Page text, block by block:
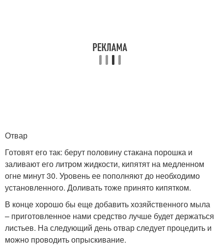
Отвар
Готовят его так: берут половину стакана порошка и
заливают его литром жидкости, кипятят на медленном
огне минут 30. Уровень ее пополняют до необходимо
установленного. Доливать тоже принято кипятком.
В конце хорошо бы еще добавить хозяйственного мыла
– приготовленное нами средство лучше будет держаться
листьев. На следующий день отвар следует процедить и
можно проводить опрыскивание.